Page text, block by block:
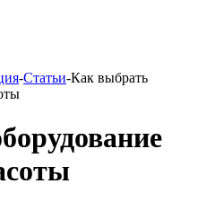
-Статьи-Как выбрать